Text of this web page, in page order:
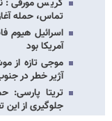
کریس مورفی:
تماس، حمله
اسرائیل هیوم
آمریکا بود
موجی تازه از
آژیر خطر در
تریتا پارسی:
جلوگیری از این